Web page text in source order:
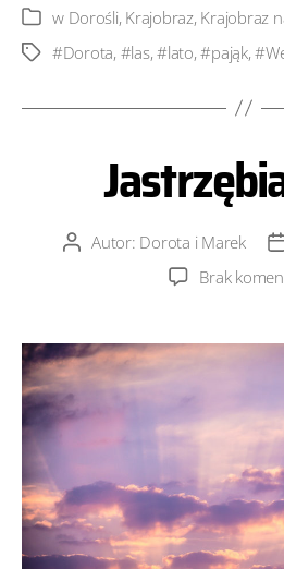
Kategorie
w Dorośli, Krajobraz, Krajobraz
Tagi #Dorota, #las,#lato,#pająk,
AutorAutor: Dorota i Marek
Brak